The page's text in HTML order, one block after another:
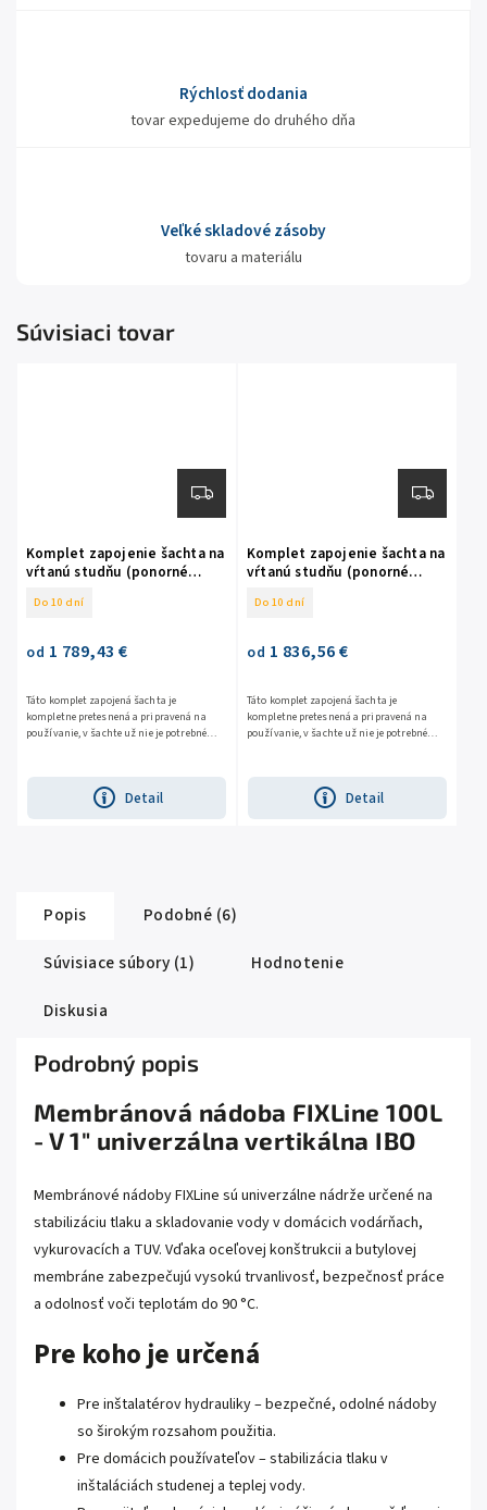
Rýchlosť dodania
tovar expedujeme do druhého dňa
Veľké skladové zásoby
tovaru a materiálu
Súvisiaci tovar
Komplet zapojenie šachta na
vŕtanú studňu (ponorné
Do 10 dní
od 1 789,43 €
Detail
Táto komplet zapojená šachta je
kompletne pretesnená a pripravená na
používanie, v šachte už nie je potrebné
Komplet zapojenie šachta na
vŕtanú studňu (ponorné
Do 10 dní
od 1 836,56 €
Detail
Táto komplet zapojená šachta je
kompletne pretesnená a pripravená na
používanie, v šachte už nie je potrebné
Popis
Podobné (6)
Súvisiace súbory (1)
Hodnotenie
Diskusia
Podrobný popis
Membránová nádoba FIXLine 100L
- V 1" univerzálna vertikálna IBO
Membránové nádoby FIXLine sú univerzálne nádrže určené na
stabilizáciu tlaku a skladovanie vody v domácich vodárňach,
vykurovacích a TUV. Vďaka oceľovej konštrukcii a butylovej
membráne zabezpečujú vysokú trvanlivosť, bezpečnosť práce
a odolnosť voči teplotám do 90 °C.
Pre koho je určená
Pre inštalatérov hydrauliky – bezpečné, odolné nádoby
so širokým rozsahom použitia.
Pre domácich používateľov – stabilizácia tlaku v
inštaláciách studenej a teplej vody.